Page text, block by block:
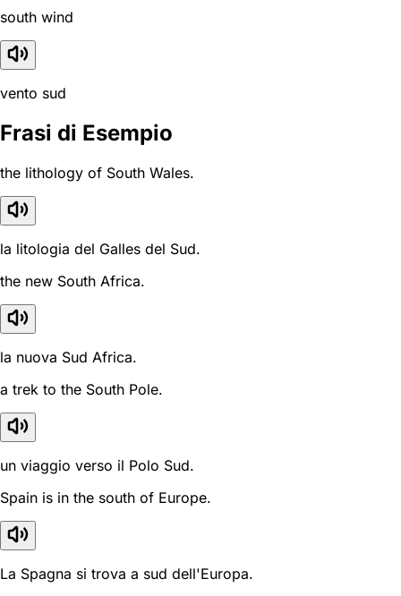
south wind
vento sud
Frasi di Esempio
the lithology of South Wales.
la litologia del Galles del Sud.
the new South Africa.
la nuova Sud Africa.
a trek to the South Pole.
un viaggio verso il Polo Sud.
Spain is in the south of Europe.
La Spagna si trova a sud dell'Europa.